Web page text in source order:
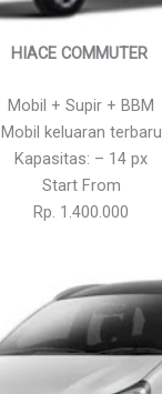
HIACE COMMUTER
Mobil + Supir + BBM
Mobil keluaran terbaru
Kapasitas: – 14 px
Start From
Rp. 1.400.000